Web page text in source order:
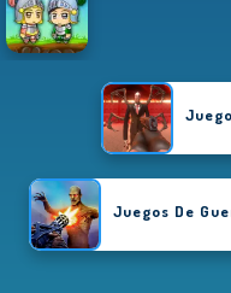
Juegos De